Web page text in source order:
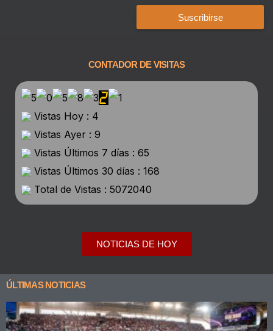
Suscribirse
CONTADOR DE VISITAS
Vistas Hoy : 4
Vistas Ayer : 9
Vistas Últimos 7 días : 65
Vistas Últimos 30 días : 168
Total de Vistas : 5072040
NOTICIAS DE HOY
ÚLTIMAS NOTICIAS